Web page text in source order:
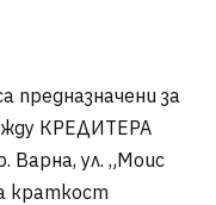
предназначени за
КРЕДИТЕРА
Варна, ул. „Моис
краткост